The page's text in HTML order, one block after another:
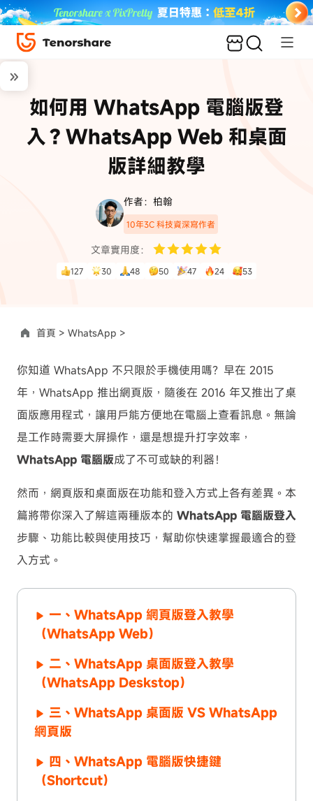
如何用 WhatsApp 電腦版登
入？WhatsApp Web 和桌面
版詳細教學
作者：柏翰
10年3C 科技資深寫作者
文章實用度：
127 30 48 50 47 24 53
首頁 > WhatsApp >
你知道 WhatsApp 不只限於手機使用嗎？早在 2015
年，WhatsApp 推出網頁版，隨後在 2016 年又推出了桌
面版應用程式，讓用戶能方便地在電腦上查看訊息。無論
是工作時需要大屏操作，還是想提升打字效率，
WhatsApp 電腦版成了不可或缺的利器！
然而，網頁版和桌面版在功能和登入方式上各有差異。本
篇將帶你深入了解這兩種版本的 WhatsApp 電腦版登入
步驟、功能比較與使用技巧，幫助你快速掌握最適合的登
入方式。
一、WhatsApp 網頁版登入教學
（WhatsApp Web）
二、WhatsApp 桌面版登入教學
（WhatsApp Deskstop）
三、WhatsApp 桌面版 VS WhatsApp
網頁版
四、WhatsApp 電腦版快捷鍵
（Shortcut）